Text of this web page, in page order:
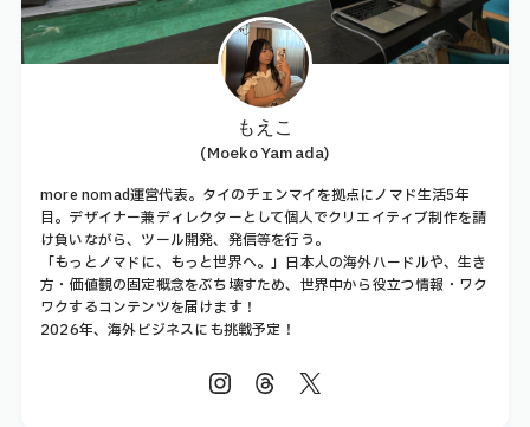
もえこ
(Moeko Yamada)
more nomad運営代表。タイのチェンマイを拠点にノマド生活5年
目。デザイナー兼ディレクターとして個人でクリエイティブ制作を請
け負いながら、ツール開発、発信等を行う。
「もっとノマドに、もっと世界へ。」日本人の海外ハードルや、生き
方・価値観の固定概念をぶち壊すため、世界中から役立つ情報・ワク
ワクするコンテンツを届けます！
2026年、海外ビジネスにも挑戦予定！